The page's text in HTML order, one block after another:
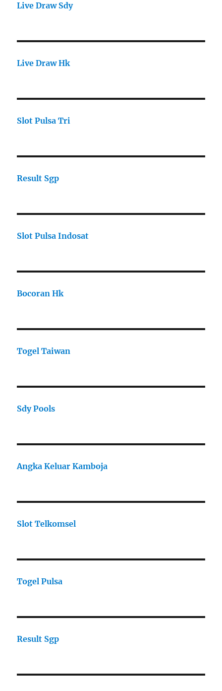
Live Draw Sdy
Live Draw Hk
Slot Pulsa Tri
Result Sgp
Slot Pulsa Indosat
Bocoran Hk
Togel Taiwan
Sdy Pools
Angka Keluar Kamboja
Slot Telkomsel
Togel Pulsa
Result Sgp